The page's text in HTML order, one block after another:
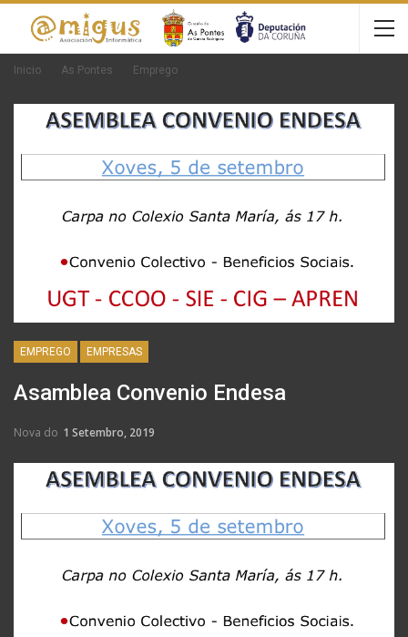
Inicio As Pontes Emprego
EMPREGO EMPRESAS
Asamblea Convenio Endesa
Nova do 1 Setembro, 2019